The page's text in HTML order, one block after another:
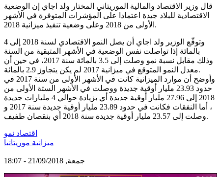
قال وزير الاقتصاد والمالية الموريتاني المختار ولد اجاي إن الوضعية
الاقتصادية للبلاد جيدة اعتمادا على المؤشرات المتوفرة في الأشهر
الأولى من 2018 وعلى وضعية تنفيذ ميزانية 2018.
وتوقّع الوزير ولد اجاي أن يصل النمو الاقتصادي لسنة 2018 إلى 4
بالمائة إذا تواصلت نفس الوضعية في الأشهر المتبقية من السنة
وذلك مقابل نسبة نمو وصلت إلى 3.5 بالمائة سنة 2017، في حين أن
معدل النمو المتوقع في ميزانية 2017 لم يكن يتجاوز 2.9 بالمائة.
وأوضح أن موارد الميزانية كانت في الأشهر الأولى من سنة 2017 في
حدود 23.93 مليار أوقية جديدة ووصلت في الأشهر الستة الأولى من
2018 إلى 27.96 مليار أوقية جديدة أي بزيادة حوالي 4 مليارات جديدة
، أما النفقات فكانت في حدود 23.89 مليار أوقية جديدة سنة 2017 و
وصلت إلى 23.57 مليار أوقية جديدة سنة 2018 أي بنقصان طفيف.
اقتصاد نمو
ميزانية موريتانيا
جمعة, 21/09/2018 - 18:07